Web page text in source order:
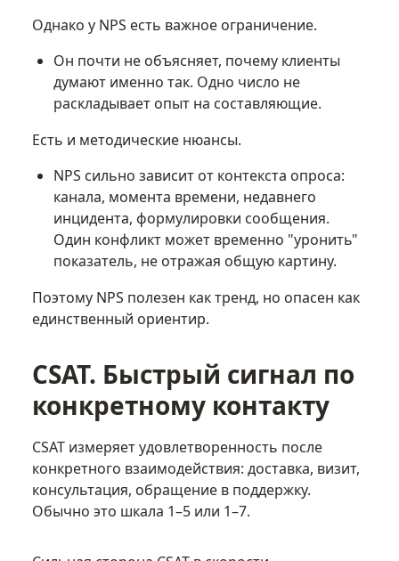
Однако у NPS есть важное ограничение.
Он почти не объясняет, почему клиенты
думают именно так. Одно число не
раскладывает опыт на составляющие.
Есть и методические нюансы.
NPS сильно зависит от контекста опроса:
канала, момента времени, недавнего
инцидента, формулировки сообщения.
Один конфликт может временно "уронить"
показатель, не отражая общую картину.
Поэтому NPS полезен как тренд, но опасен как
единственный ориентир.
CSAT. Быстрый сигнал по
конкретному контакту
CSAT измеряет удовлетворенность после
конкретного взаимодействия: доставка, визит,
консультация, обращение в поддержку.
Обычно это шкала 1–5 или 1–7.